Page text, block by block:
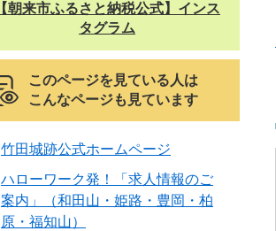
【朝来市ふるさと納税公式】インス
タグラム
このページを見ている人は
こんなページも見ています
竹田城跡公式ホームページ
ハローワーク発！「求人情報のご
案内」（和田山・姫路・豊岡・柏
原・福知山）